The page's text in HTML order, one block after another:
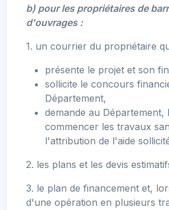
b) pour les propriétaires de
d'ouvrages :
1. un courrier du propriétaire
présente le projet et son
sollicite le concours
Département,
demande au Département,
commencer les travaux
l'attribution de l'aide
2. les plans et les devis
3. le plan de financement et,
d'une opération en plusieurs